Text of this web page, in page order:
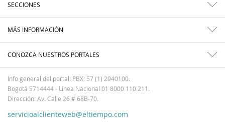
SECCIONES
MÁS INFORMACIÓN
CONOZCA NUESTROS PORTALES
Info general del portal: PBX: 57 (1) 2940100.
Bogotá 5714444 - Línea Nacional 01 8000 110 211.
Dirección: Av. Calle 26 # 68B-70.
servicioalclienteweb@eltiempo.com